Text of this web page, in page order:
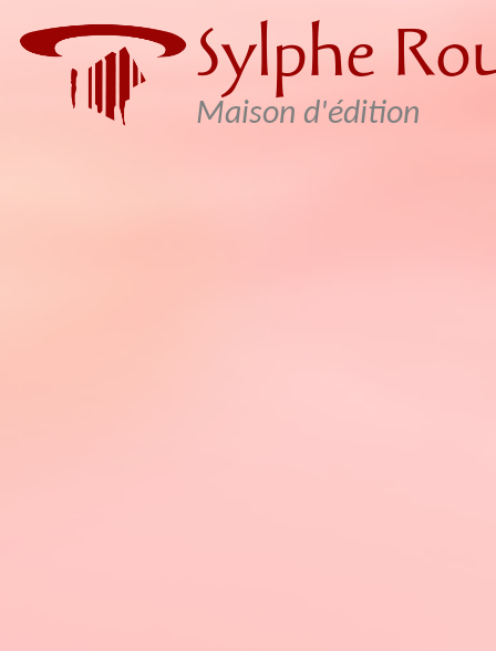
Skip to content Sylphe
Maison d'édition